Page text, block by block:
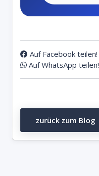
Auf Facebook teilen!
Auf WhatsApp teilen!
zurück zum Blog